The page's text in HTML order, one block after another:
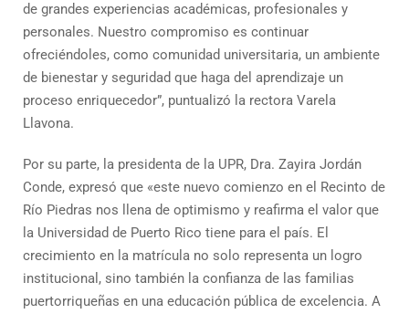
de grandes experiencias académicas, profesionales y
personales. Nuestro compromiso es continuar
ofreciéndoles, como comunidad universitaria, un ambiente
de bienestar y seguridad que haga del aprendizaje un
proceso enriquecedor”, puntualizó la rectora Varela
Llavona.
Por su parte, la presidenta de la UPR, Dra. Zayira Jordán
Conde, expresó que «este nuevo comienzo en el Recinto de
Río Piedras nos llena de optimismo y reafirma el valor que
la Universidad de Puerto Rico tiene para el país. El
crecimiento en la matrícula no solo representa un logro
institucional, sino también la confianza de las familias
puertorriqueñas en una educación pública de excelencia. A